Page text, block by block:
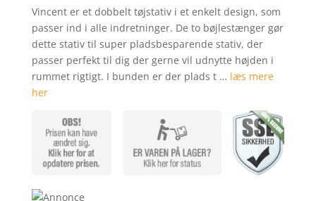
som4.1
ud af 5
baseret på
kundebedø
mmelser
Vincent er et dobbelt tøjstativ i et enkelt design, som
passer ind i alle indretninger. De to bøjlestænger gør
dette stativ til super pladsbesparende stativ, der
passer perfekt til dig der gerne vil udnytte højden i
rummet rigtigt. I bunden er der plads t … læs mere
her